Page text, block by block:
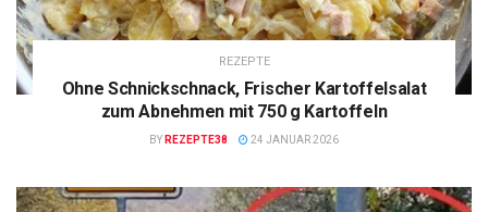
REZEPTE
Ohne Schnickschnack, Frischer Kartoffelsalat
zum Abnehmen mit 750 g Kartoffeln
BY REZEPTE38 24 JANUAR 2026